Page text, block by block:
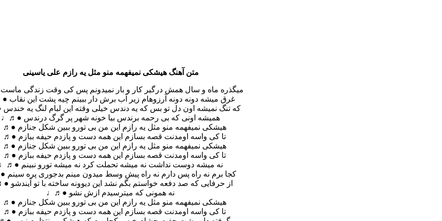
متن آهنگ هیشکی نمیفهمه منو مثل یه رازم علی یاسینی
میگذره ماه و سال همش درگیر کار و بار نمیدونم پس کی وقت زندگی
غرق میشه دونه دونه آرزوهام زیر آب برش دار ببینم چیه پشت این
که تنگ نمیشه اون دل تو بس که یه دندس خیلی وقته این لبام لنگ یه
همیشه اونی که بی رحمه برندس بیا خونه شهر پر گرگ درندس ●♬♩
هیشکی نمیفهمه منو مثل یه رازم این من بی تورو ببین شکل جنازم
تا کی واسه اومدنت قصه بسازم این همه دست و پازدم حیفه ببازم
هیشکی نمیفهمه منو مثل یه رازم این من بی تورو ببین شکل جنازم
تا کی واسه اومدنت قصه بسازم این همه دست و پازدم حیفه ببازم
نه میشه دوست نداشت نه میشه تحملت کرد نه میشه تورو نبینم
کجا برم نه راه پس دارم نه راه پیش وسط میدون مینم بدجوری پره
از حرفایی که صد دفعه خواستم بگم نشد این دیوونه ساخته با تو آیندشو
نه همونی که میترسیدم ازش نشو ●♬♩
هیشکی نمیفهمه منو مثل یه رازم این من بی تورو ببین شکل جنازم
تا کی واسه اومدنت قصه بسازم این همه دست و پازدم حیفه ببازم